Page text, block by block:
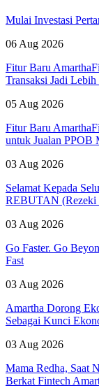
Mulai Investasi
06 Aug 2026
Fitur Baru
Transaksi Jadi Lebih
05 Aug 2026
Fitur Baru
untuk Jualan PPOB
03 Aug 2026
Selamat Kepada
REBUTAN (Rezeki
03 Aug 2026
Go Faster. Go
Fast
03 Aug 2026
Amartha Dorong
Sebagai Kunci
03 Aug 2026
Mama Redha, Saat
Berkat Fintech